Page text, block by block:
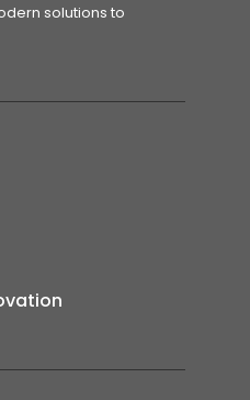
solutions to